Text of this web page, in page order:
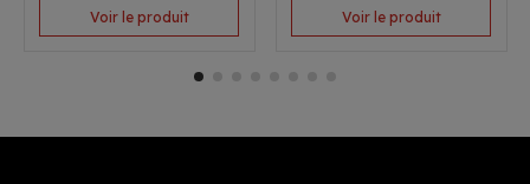
Voir le produit Voir le produit